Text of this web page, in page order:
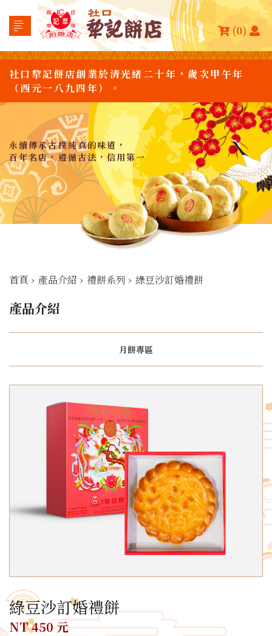
(0)
社口犂記餅店創業於清光緒二十年，歲次甲午年
（西元一八九四年）。
永續傳承古樸純真的味道，
百年名店，遵循古法，信用第一
首頁 › 產品介紹 › 禮餅系列 › 綠豆沙訂婚禮餅
產品介紹
月餅專區
綠豆沙訂婚禮餅
NT 450 元